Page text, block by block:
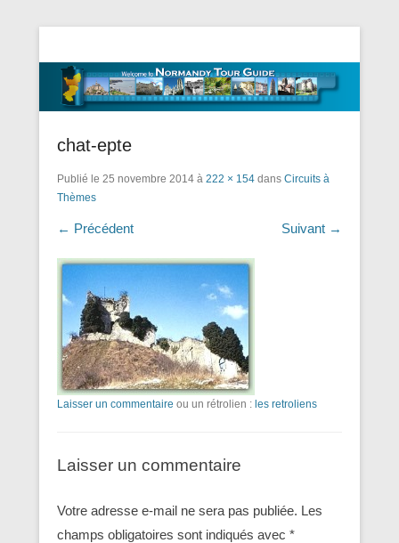
Guided Normandy Tours – Guide
Touristique Normandie
chat-epte
Publié le 25 novembre 2014 à 222 × 154 dans Circuits à
Thèmes
← Précédent Suivant →
Laisser un commentaire ou un rétrolien : les retroliens
Laisser un commentaire
Votre adresse e-mail ne sera pas publiée. Les
champs obligatoires sont indiqués avec *